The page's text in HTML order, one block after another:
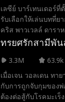
ครอบครัวเกลียดชังเ
ลิซา เพราะอิซาเบล
สามารถเหนือชั้นใน
เทคโนโลยี และสาม
เมื่อ เมื่อความสามาร
เปิดเผย เธอได้รับกา
และพ่อแม่ ทำให้เธอ
ของตระกูลแพตตันใ
เอื้อมมือของโอลิเวอ
เลซีย์ บาร์เทนเดอร์
รับเลือกให้เล่นบทที่ย
คริส พาวเวลล์ ดารา
ให้เธอปลอมตัวเป็นคู่
เขา
ทรยศรักสามีพั
3.3M
63.9k
เมื่อเจน วอลเดน ทา
กับการถูกจับกุมของ
ต้องต่อสู้กับโรคมะเร็